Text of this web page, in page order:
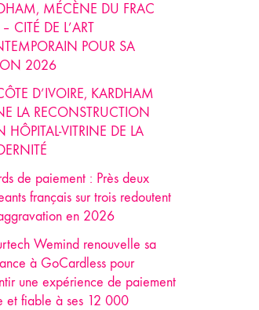
MÉCÈNE DU FRAC
CITÉ DE L’ART
POUR SA
2026
D’IVOIRE, KARDHAM
LA RECONSTRUCTION
HÔPITAL-VITRINE DE LA
de paiement : Près deux
français sur trois redoutent
en 2026
Wemind renouvelle sa
à GoCardless pour
une expérience de paiement
et fiable à ses 12 000